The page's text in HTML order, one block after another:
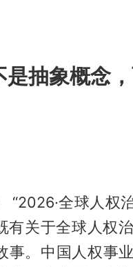
抽象概念
全球人权
有关于全球人权
。中国人权事